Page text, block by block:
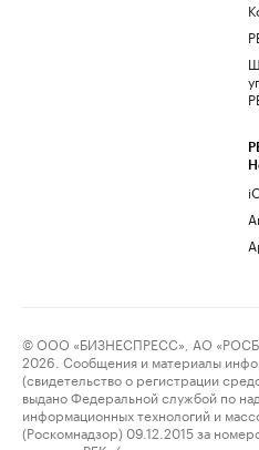
© ООО «БИЗНЕСПРЕСС», АО
2026. Сообщения и материалы
(свидетельство о регистрации
выдано Федеральной службой по
информационных технологий и
(Роскомнадзор) 09.12.2015 за